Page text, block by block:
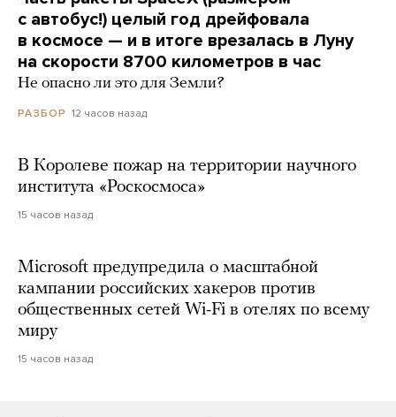
с автобус!) целый год дрейфовала
в космосе — и в итоге врезалась в Луну
на скорости 8700 километров в час
Не опасно ли это для Земли?
РАЗБОР 12 часов назад
В Королеве пожар на территории научного
института «Роскосмоса»
15 часов назад
Microsoft предупредила о масштабной
кампании российских хакеров против
общественных сетей Wi-Fi в отелях по всему
миру
15 часов назад